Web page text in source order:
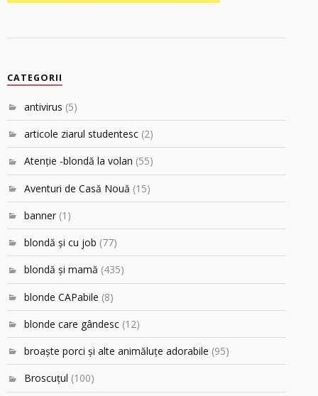
CATEGORII
antivirus (5)
articole ziarul studentesc (2)
Atenţie -blondă la volan (55)
Aventuri de Casă Nouă (15)
banner (1)
blondă şi cu job (77)
blondă şi mamă (435)
blonde CAPabile (8)
blonde care gândesc (12)
broaşte porci şi alte animăluţe adorabile (95)
Broscuțul (100)